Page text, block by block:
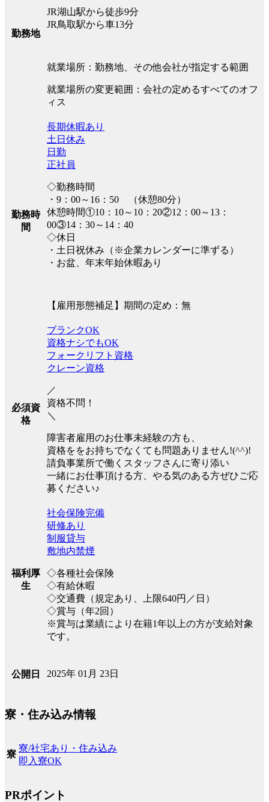
勤務地
JR湖山駅から徒歩9分
JR鳥取駅から車13分
就業場所：勤務地、その他会社が指定する範囲
就業場所の変更範囲：会社の定めるすべてのオフ
ィス
勤務時
間
長期休暇あり
土日休み
日勤
正社員
◇勤務時間
・9：00～16：50 （休憩80分）
休憩時間①10：10～10：20②12：00～13：
00③14：30～14：40
◇休日
・土日祝休み（※企業カレンダーに準ずる）
・お盆、年末年始休暇あり
【雇用形態補足】期間の定め：無
必須資
格
ブランクOK
資格ナシでもOK
フォークリフト資格
クレーン資格
／
資格不問！
＼
障害者雇用のお仕事未経験の方も、
資格ををお持ちでなくても問題ありません!(^^)!
請負事業所で働くスタッフさんに寄り添い
一緒にお仕事頂ける方、やる気のある方ぜひご応
募ください♪
福利厚
生
社会保険完備
研修あり
制服貸与
敷地内禁煙
◇各種社会保険
◇有給休暇
◇交通費（規定あり、上限640円／日）
◇賞与（年2回）
※賞与は業績により在籍1年以上の方が支給対象
です。
公開日 2025年 01月 23日
寮・住み込み情報
寮
寮/社宅あり・住み込み
即入寮OK
PRポイント